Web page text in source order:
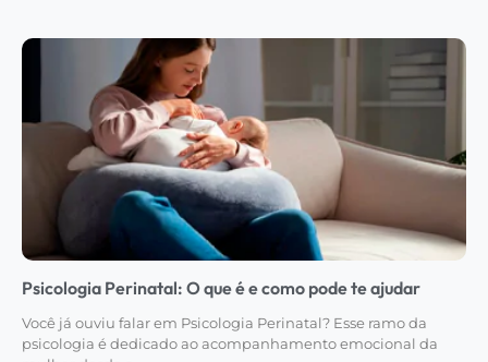
Psicologia Perinatal: O que é e como pode te ajudar
Você já ouviu falar em Psicologia Perinatal? Esse ramo da
psicologia é dedicado ao acompanhamento emocional da